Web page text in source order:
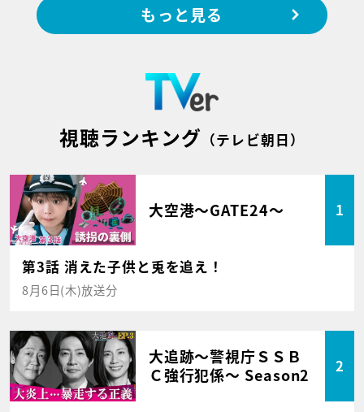
もっと見る
視聴ランキング （テレビ朝日）
大空港～GATE24～ 1
第3話 消えた子供と兎を追え！
8月6日(木)放送分
大追跡～警視庁ＳＳＢ
Ｃ強行犯係～ Season2
2